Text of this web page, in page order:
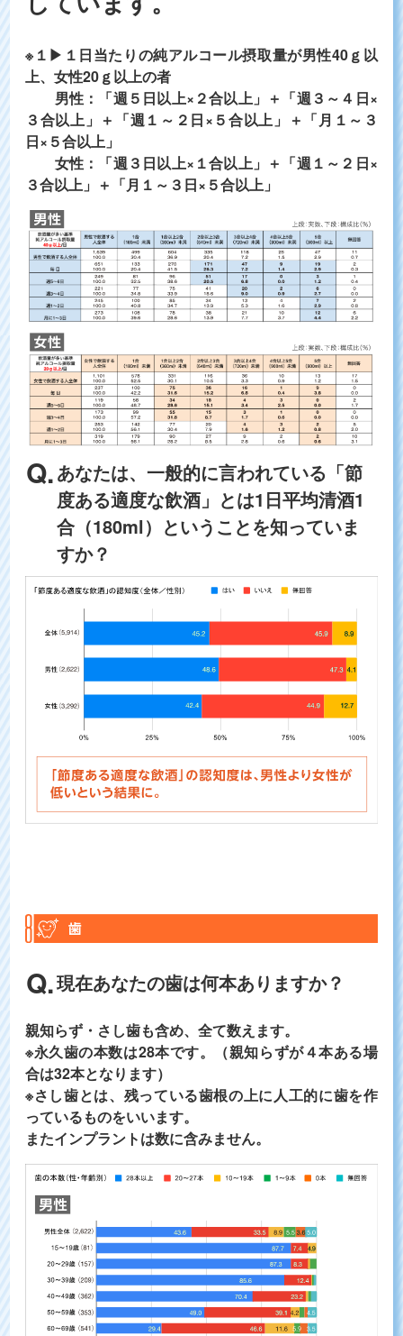
※１▶１日当たりの純アルコール摂取量が男性40ｇ以
上、女性20ｇ以上の者
男性：「週５日以上×２合以上」＋「週３～４日×
３合以上」＋「週１～２日×５合以上」＋「月１～３
日×５合以上」
女性：「週３日以上×１合以上」＋「週１～２日×
３合以上」＋「月１～３日×５合以上」
あなたは、一般的に言われている「節
度ある適度な飲酒」とは1日平均清酒1
合（180ml）ということを知っていま
すか？
現在あなたの歯は何本ありますか？
親知らず・さし歯も含め、全て数えます。
※永久歯の本数は28本です。（親知らずが４本ある場
合は32本となります）
※さし歯とは、残っている歯根の上に人工的に歯を作
っているものをいいます。
またインプラントは数に含みません。